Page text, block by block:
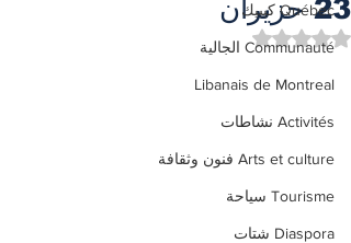
Québec كيبيك
Communauté الجالية
Libanais de Montreal
Activités نشاطات
Arts et culture فنون وثقافة
Tourisme سياحة
Diaspora شتات
23 حزيران
تم التقييم بـ ليس رقمًا من أصل 5 نجوم.